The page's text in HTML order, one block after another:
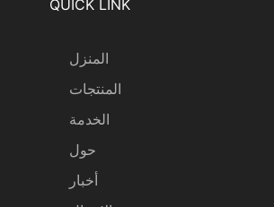
QUICK LINK
المنزل
المنتجات
الخدمة
حول
أخبار